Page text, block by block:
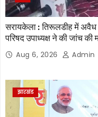
सरायकेला : तिरूलडीह में अवैध
परिषद उपाध्यक्ष ने की जांच की
Aug 6, 2026 Admin
झारखंड